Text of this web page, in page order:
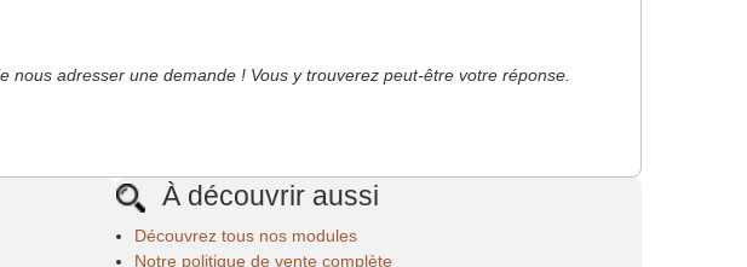
nous adresser une demande ! Vous y trouverez peut-être votre réponse.
À découvrir aussi
Découvrez tous nos modules
Notre politique de vente complète